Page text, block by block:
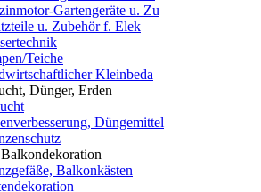
Gartengeräte u. Zu
u. Zubehör f. Elek
Teiche
Kleinbeda
Dünger, Erden
Düngemittel
Balkonkästen